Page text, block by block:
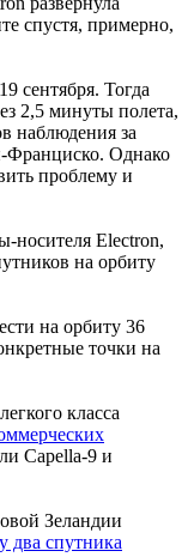
спустя, примерно,
сентября. Тогда
2,5 минуты полета,
наблюдения за
Франциско. Однако
проблему и
носителя Electron,
на орбиту
на орбиту 36
точки на
класса
Capella-9 и
Зеландии
два спутника